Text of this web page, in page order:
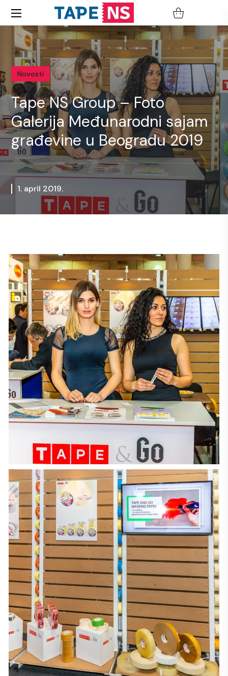
Novosti
Tape NS Group – Foto
Galerija Međunarodni sajam
građevine u Beogradu 2019
1. april 2019.